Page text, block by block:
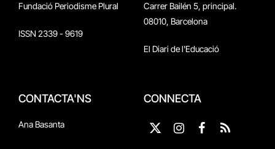
Fundació Periodisme Plural
ISSN 2339 - 9619
Carrer Bailén 5, principal.
08010, Barcelona
El Diari de l'Educació
CONTACTA'NS
Ana Basanta
CONNECTA
X
Instagram
Facebook
RSS